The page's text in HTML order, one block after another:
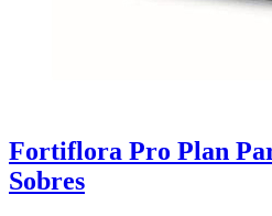
Fortiflora Pro Plan
Sobres